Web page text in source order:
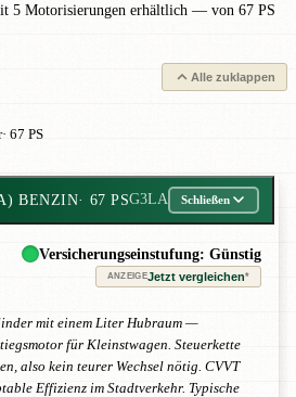
5 Motorisierungen erhältlich — von 67 PS
Alle zuklappen
· 67 PS
BENZIN· 67 PSG3LA Schließen
Versicherungseinstufung: Günstig
ANZEIGEJetzt vergleichen*
mit einem Liter Hubraum —
für Kleinstwagen. Steuerkette
also kein teurer Wechsel nötig. CVVT
Effizienz im Stadtverkehr. Typische